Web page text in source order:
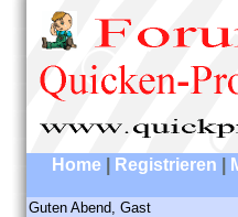
Home Registrieren
Guten Abend, Gast